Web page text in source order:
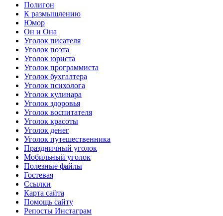
Полигон
К размышлению
Юмор
Он и Она
Уголок писателя
Уголок поэта
Уголок юриста
Уголок программиста
Уголок бухгалтера
Уголок психолога
Уголок кулинара
Уголок здоровья
Уголок воспитателя
Уголок красоты
Уголок денег
Уголок путешественника
Праздничный уголок
Мобильный уголок
Полезные файлы
Гостевая
Ссылки
Карта сайта
Помощь сайту
Репосты Инстаграм